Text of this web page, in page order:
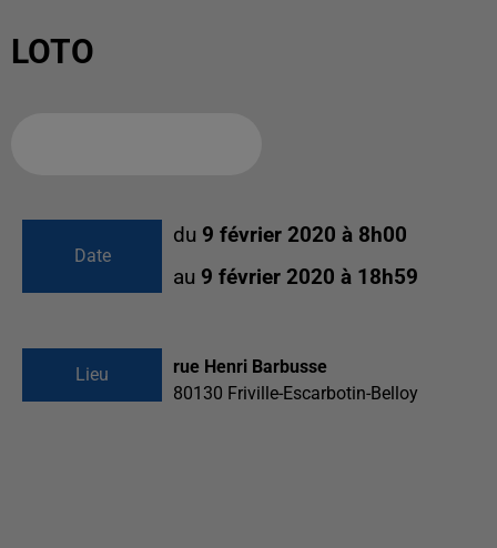
LOTO
Date
du 9 février 2020 à 8h00
au 9 février 2020 à 18h59
Lieu
rue Henri Barbusse
80130 Friville-Escarbotin-Belloy